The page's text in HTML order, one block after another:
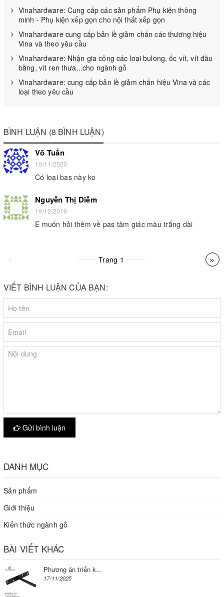
Vinahardware: Cung cấp các sản phẩm Phụ kiện thông
minh - Phụ kiện xếp gọn cho nội thất xếp gọn
Vinahardware cung cấp bản lề giảm chấn các thương hiệu
Vina và theo yêu cầu
Vinahardware: Nhận gia công các loại bulong, ốc vít, vít đầu
bằng, vít ren thưa...cho ngành gỗ
Vinahardware: cung cấp bản lề giảm chấn hiệu Vina và các
loại theo yêu cầu
BÌNH LUẬN (8 BÌNH LUẬN)
Võ Tuấn
10/11/2020
Có loại bas này ko
Nguyễn Thị Diễm
19/12/2019
E muốn hỏi thêm về pas tâm giác màu trắng dài
« Trang 1 »
VIẾT BÌNH LUẬN CỦA BẠN:
Gửi bình luận
DANH MỤC
Sản phẩm
Giới thiệu
Kiến thức ngành gỗ
BÀI VIẾT KHÁC
Phương án triển k...
17/11/2025